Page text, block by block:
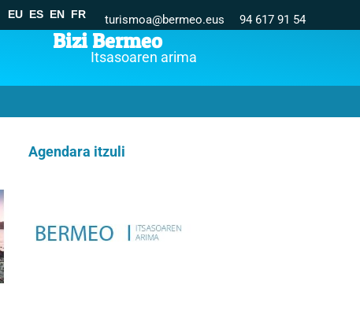
EU ES EN FR turismoa@bermeo.eus 94 617 91 54
Bizi Bermeo
Itsasoaren arima
Agendara itzuli